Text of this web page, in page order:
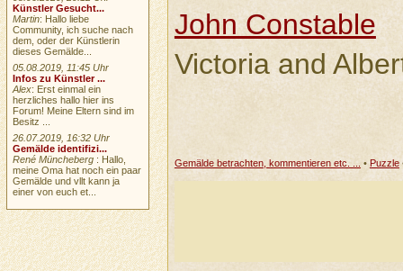
John Constable
Victoria and
Gemälde betrachten, kommentieren etc. ... •Puzzle
Künstler Gesucht...
Martin: Hallo liebe
Community, ich suche nach
dem, oder der Künstlerin
dieses Gemälde...
05.08.2019, 11:45 Uhr
Infos zu Künstler ...
Alex: Erst einmal ein
herzliches hallo hier ins
Forum! Meine Eltern sind im
Besitz ...
26.07.2019, 16:32 Uhr
Gemälde identifizi...
René Müncheberg : Hallo,
meine Oma hat noch ein paar
Gemälde und vllt kann ja
einer von euch et...